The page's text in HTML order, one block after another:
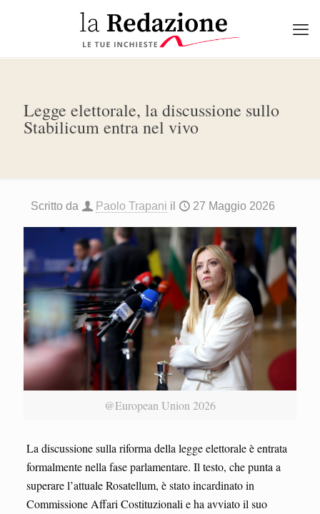
Legge elettorale, la discussione sullo
Stabilicum entra nel vivo
Scritto da Paolo Trapani il 27 Maggio 2026
@European Union 2026
La discussione sulla riforma della legge elettorale è entrata
formalmente nella fase parlamentare. Il testo, che punta a
superare l’attuale Rosatellum, è stato incardinato in
Commissione Affari Costituzionali e ha avviato il suo